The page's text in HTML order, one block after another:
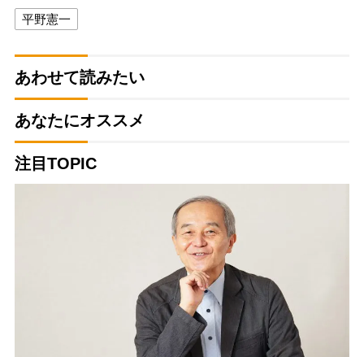
平野憲一
あわせて読みたい
あなたにオススメ
注目TOPIC